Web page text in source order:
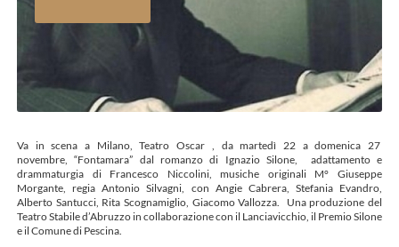
Va in scena a Milano, Teatro Oscar , da martedì 22 a domenica 27
novembre, “Fontamara” dal romanzo di Ignazio Silone, adattamento e
drammaturgia di Francesco Niccolini, musiche originali M° Giuseppe
Morgante, regia Antonio Silvagni, con Angie Cabrera, Stefania Evandro,
Alberto Santucci, Rita Scognamiglio, Giacomo Vallozza. Una produzione del
Teatro Stabile d’Abruzzo in collaborazione con il Lanciavicchio, il Premio Silone
e il Comune di Pescina.